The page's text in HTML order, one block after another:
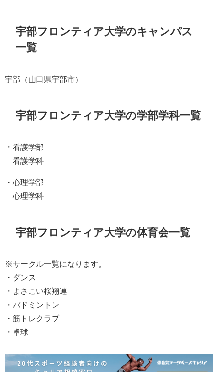
宇部フロンティア大学のキャンパス
一覧
宇部（山口県宇部市）
宇部フロンティア大学の学部学科一覧
・看護学部
看護学科
・心理学部
心理学科
宇部フロンティア大学の体育会一覧
※サークル一覧になります。
・ダンス
・よさこい桜翔連
・バドミントン
・筋トレクラブ
・卓球